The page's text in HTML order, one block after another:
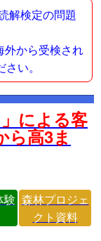
解検定の問題
外から受検され
い。
による客
ら高3ま
験 森林プロジェ
クト資料